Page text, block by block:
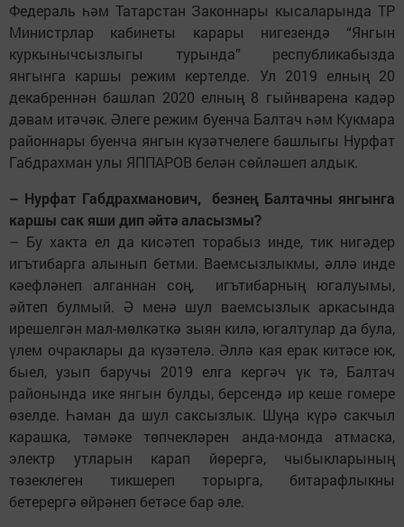
Федераль һәм Татарстан Законнары кысаларында ТР
Министрлар кабинеты карары нигезендә “Янгын
куркынычсызлыгы турында” республикабызда
янгынга каршы режим кертелде. Ул 2019 елның 20
декабреннән башлап 2020 елның 8 гыйнварена кадәр
дәвам итәчәк. Әлеге режим буенча Балтач һәм Кукмара
районнары буенча янгын күзәтчелеге башлыгы Нурфат
Габдрахман улы ЯППАРОВ белән сөйләшеп алдык.
– Нурфат Габдрахманович, безнең Балтачны янгынга
каршы сак яши дип әйтә аласызмы?
– Бу хакта ел да кисәтеп торабыз инде, тик нигәдер
игътибарга алынып бетми. Ваемсызлыкмы, әллә инде
кәефләнеп алганнан соң, игътибарның югалуымы,
әйтеп булмый. Ә менә шул ваемсызлык аркасында
ирешелгән мал-мөлкәткә зыян килә, югалтулар да була,
үлем очраклары да күзәтелә. Әллә кая ерак китәсе юк,
быел, узып баручы 2019 елга кергәч үк тә, Балтач
районында ике янгын булды, берсендә ир кеше гомере
өзелде. Һаман да шул саксызлык. Шуңа күрә сакчыл
карашка, тәмәке төпчекләрен анда-монда атмаска,
электр утларын карап йөрергә, чыбыкларының
төзеклеген тикшереп торырга, битарафлыкны
бетерергә өйрәнеп бетәсе бар әле.